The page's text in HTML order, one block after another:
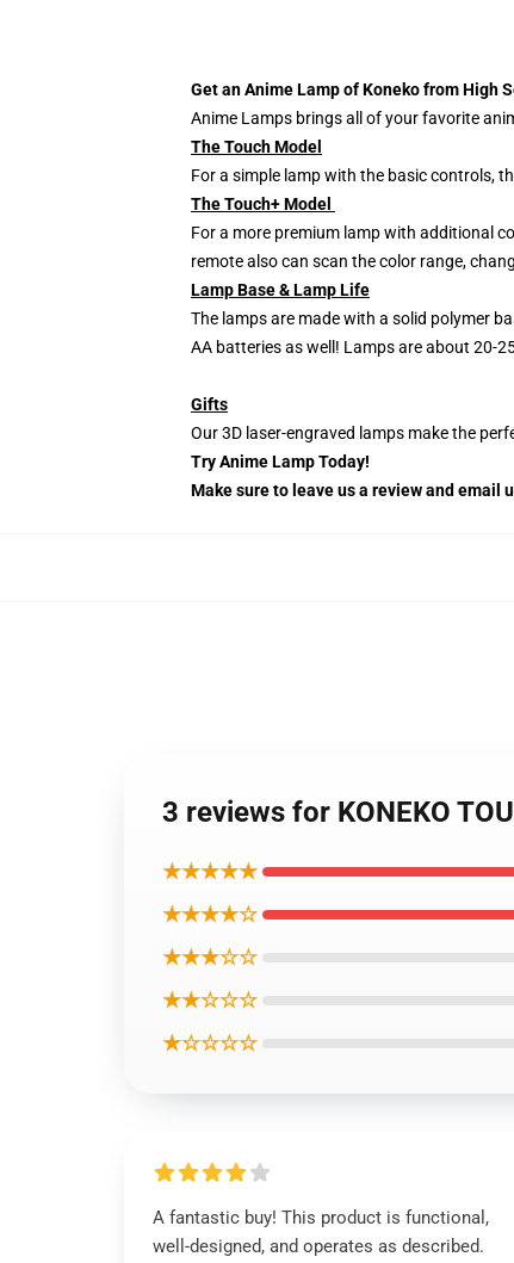
Get an Anime Lamp of Koneko from High
Anime Lamps brings all of your favorite
The Touch Model
For a simple lamp with the basic controls,
The Touch+ Model
For a more premium lamp with additional
remote also can scan the color range,
Lamp Base & Lamp Life
The lamps are made with a solid polymer
AA batteries as well! Lamps are about 20-
Gifts
Our 3D laser-engraved lamps make the
Try Anime Lamp Today!
Make sure to leave us a review and email
3 reviews for KONEKO
★★★★★
★★★★☆
★★★☆☆
★★☆☆☆
★☆☆☆☆
A fantastic buy! This product is functional,
well-designed, and operates as described.